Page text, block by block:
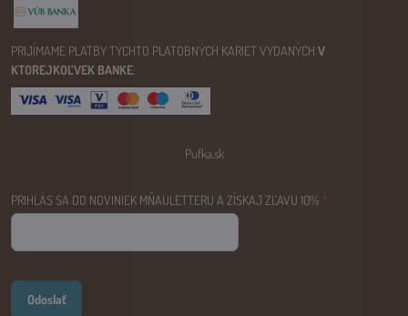
PRIJÍMAME PLATBY TÝCHTO PLATOBNÝCH KARIET VYDANÝCH V
KTOREJKOĽVEK BANKE:
Pufka.sk
PRIHLÁS SA DO NOVINIEK MŇAULETTERU A ZÍSKAJ ZĽAVU 10% *
Odoslať